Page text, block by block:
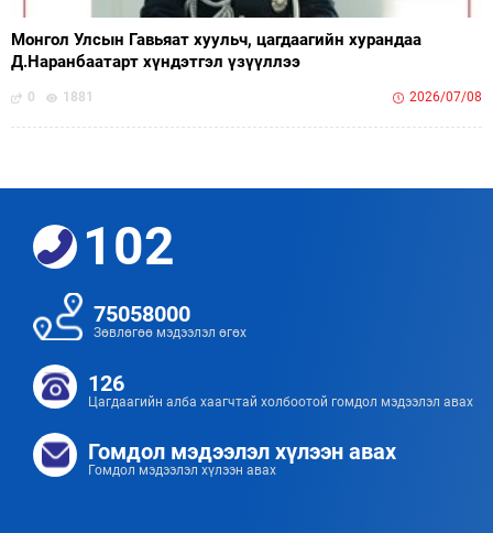
Монгол Улсын Гавьяат хуульч, цагдаагийн хурандаа
Д.Наранбаатарт хүндэтгэл үзүүллээ
0 1881 2026/07/08
102
75058000
Зөвлөгөө мэдээлэл өгөх
126
Цагдаагийн алба хаагчтай холбоотой гомдол мэдээлэл авах
Гомдол мэдээлэл хүлээн авах
Гомдол мэдээлэл хүлээн авах